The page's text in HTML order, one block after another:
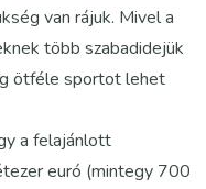
van rájuk. Mivel a
több szabadidejük
ötféle sportot lehet
a felajánlott
euró (mintegy 700